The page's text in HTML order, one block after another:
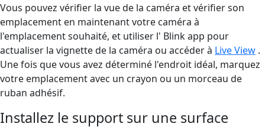
Vous pouvez vérifier la vue de la caméra et vérifier son
emplacement en maintenant votre caméra à
l'emplacement souhaité, et utiliser l' Blink app pour
actualiser la vignette de la caméra ou accéder à Live View .
Une fois que vous avez déterminé l'endroit idéal, marquez
votre emplacement avec un crayon ou un morceau de
ruban adhésif.
Installez le support sur une surface